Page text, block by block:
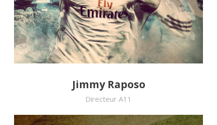
Jimmy Raposo
Directeur A11